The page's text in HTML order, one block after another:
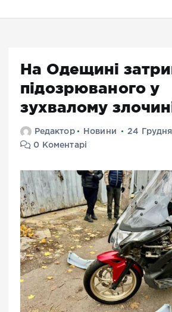
На Одещині
підозрюваного у
зухвалому
Редактор Новини
24
0 Коментарі